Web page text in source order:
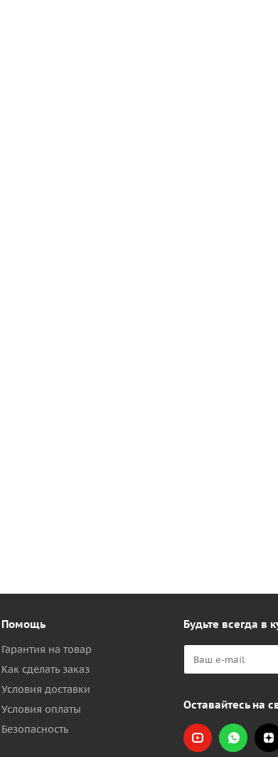
Помощь
Гарантия на товар
Как сделать заказ
Условия доставки
Условия оплаты
Безопасность
Будьте всегда в
Оставайтесь на